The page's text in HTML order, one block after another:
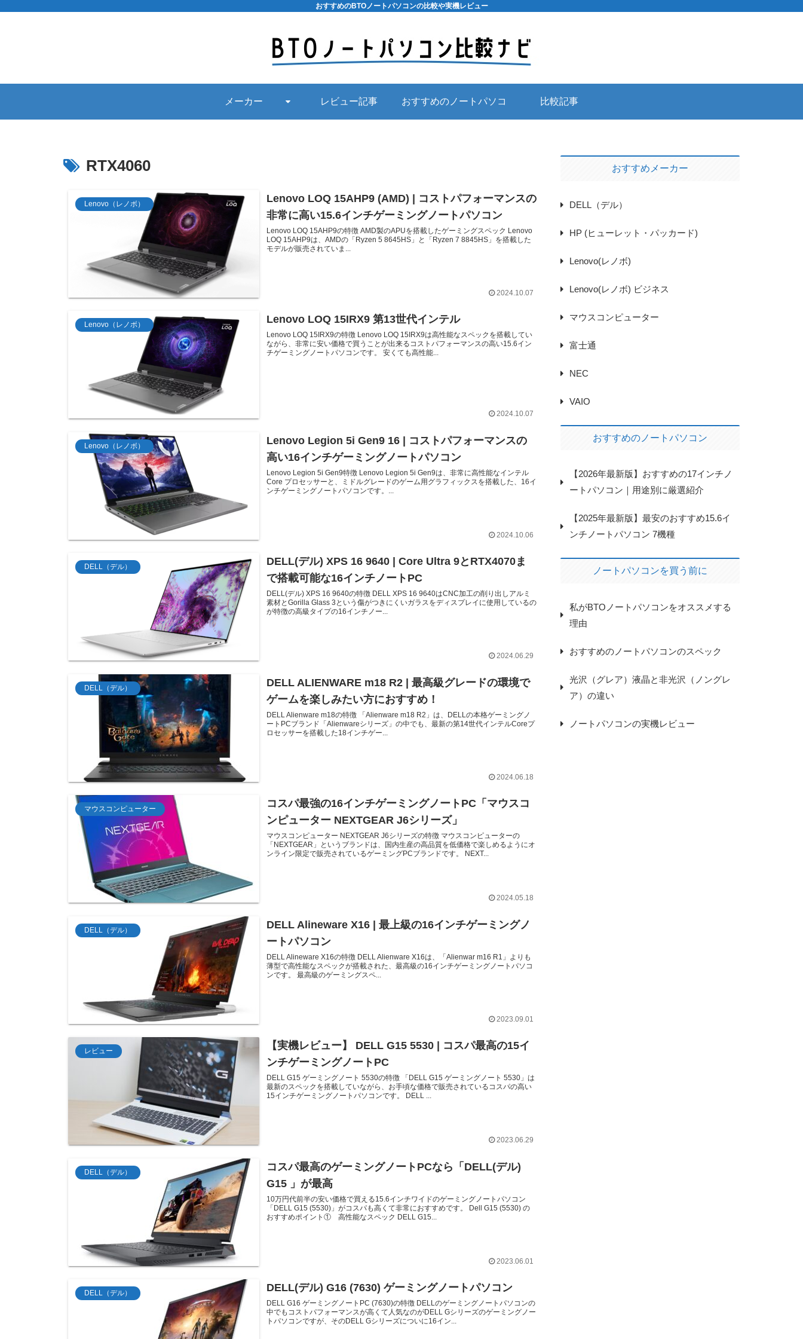
おすすめのBTOノートパソコンの比較や実機レビュー
メーカー レビュー記事 おすすめのノートパソコ 比較記事
RTX4060
Lenovo（レノボ）
Lenovo LOQ 15AHP9 (AMD) | コストパフォーマンスの
非常に高い15.6インチゲーミングノートパソコン
Lenovo LOQ 15AHP9の特徴 AMD製のAPUを搭載したゲーミングスペック Lenovo
LOQ 15AHP9は、AMDの「Ryzen 5 8645HS」と「Ryzen 7 8845HS」を搭載した
モデルが販売されていま...
2024.10.07
Lenovo（レノボ） Lenovo LOQ 15IRX9 第13世代インテル
Lenovo LOQ 15IRX9の特徴 Lenovo LOQ 15IRX9は高性能なスペックを搭載してい
ながら、非常に安い価格で買うことが出来るコストパフォーマンスの高い15.6イン
チゲーミングノートパソコンです。 安くても高性能...
2024.10.07
Lenovo（レノボ）
Lenovo Legion 5i Gen9 16 | コストパフォーマンスの
高い16インチゲーミングノートパソコン
Lenovo Legion 5i Gen9特徴 Lenovo Legion 5i Gen9は、非常に高性能なインテル
Core プロセッサーと、ミドルグレードのゲーム用グラフィックスを搭載した、16イ
ンチゲーミングノートパソコンです。...
2024.10.06
DELL（デル）
DELL(デル) XPS 16 9640 | Core Ultra 9とRTX4070ま
で搭載可能な16インチノートPC
DELL(デル) XPS 16 9640の特徴 DELL XPS 16 9640はCNC加工の削り出しアルミ
素材とGorilla Glass 3という傷がつきにくいガラスをディスプレイに使用しているの
が特徴の高級タイプの16インチノー...
2024.06.29
DELL（デル）
DELL ALIENWARE m18 R2 | 最高級グレードの環境で
ゲームを楽しみたい方におすすめ！
DELL Alienware m18の特徴 「Alienware m18 R2」は、DELLの本格ゲーミングノ
ートPCブランド「Alienwareシリーズ」の中でも、最新の第14世代インテルCoreプ
ロセッサーを搭載した18インチゲー...
2024.06.18
マウスコンピューター
コスパ最強の16インチゲーミングノートPC「マウスコ
ンピューター NEXTGEAR J6シリーズ」
マウスコンピューター NEXTGEAR J6シリーズの特徴 マウスコンピューターの
「NEXTGEAR」というブランドは、国内生産の高品質を低価格で楽しめるようにオ
ンライン限定で販売されているゲーミングPCブランドです。 NEXT...
2024.05.18
DELL（デル）
DELL Alineware X16 | 最上級の16インチゲーミングノ
ートパソコン
DELL Alineware X16の特徴 DELL Alienware X16は、「Alienwar m16 R1」よりも
薄型で高性能なスペックが搭載された、最高級の16インチゲーミングノートパソコ
ンです。 最高級のゲーミングスペ...
2023.09.01
レビュー
【実機レビュー】 DELL G15 5530 | コスパ最高の15イ
ンチゲーミングノートPC
DELL G15 ゲーミングノート 5530の特徴 「DELL G15 ゲーミングノート 5530」は
最新のスペックを搭載していながら、お手頃な価格で販売されているコスパの高い
15インチゲーミングノートパソコンです。 DELL ...
2023.06.29
DELL（デル）
コスパ最高のゲーミングノートPCなら「DELL(デル)
G15 」が最高
10万円代前半の安い価格で買える15.6インチワイドのゲーミングノートパソコン
「DELL G15 (5530)」がコスパも高くて非常におすすめです。 Dell G15 (5530) の
おすすめポイント① 高性能なスペック DELL G15...
2023.06.01
DELL（デル） DELL(デル) G16 (7630) ゲーミングノートパソコン
DELL G16 ゲーミングノートPC (7630)の特徴 DELLのゲーミングノートパソコンの
中でもコストパフォーマンスが高くて人気なのがDELL Gシリーズのゲーミングノー
トパソコンですが、そのDELL Gシリーズについに16イン...
おすすめメーカー
DELL（デル）
HP (ヒューレット・パッカード)
Lenovo(レノボ)
Lenovo(レノボ) ビジネス
マウスコンピューター
富士通
NEC
VAIO
おすすめのノートパソコン
【2026年最新版】おすすめの17インチノ
ートパソコン｜用途別に厳選紹介
【2025年最新版】最安のおすすめ15.6イ
ンチノートパソコン 7機種
ノートパソコンを買う前に
私がBTOノートパソコンをオススメする
理由
おすすめのノートパソコンのスペック
光沢（グレア）液晶と非光沢（ノングレ
ア）の違い
ノートパソコンの実機レビュー